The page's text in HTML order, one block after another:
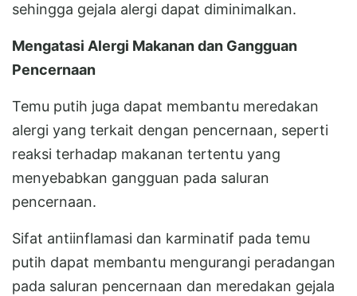
sehingga gejala alergi dapat diminimalkan.
Mengatasi Alergi Makanan dan Gangguan
Pencernaan
Temu putih juga dapat membantu meredakan
alergi yang terkait dengan pencernaan, seperti
reaksi terhadap makanan tertentu yang
menyebabkan gangguan pada saluran
pencernaan.
Sifat antiinflamasi dan karminatif pada temu
putih dapat membantu mengurangi peradangan
pada saluran pencernaan dan meredakan gejala